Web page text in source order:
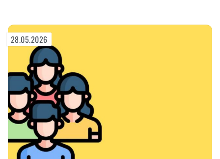
28.05.2026